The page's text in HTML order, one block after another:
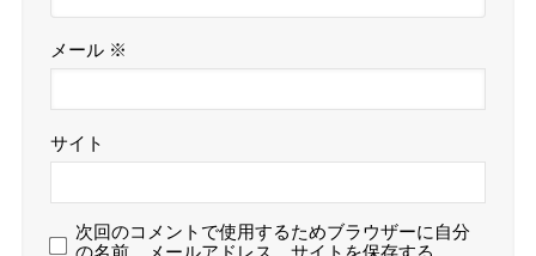
メール ※
サイト
次回のコメントで使用するためブラウザーに自分